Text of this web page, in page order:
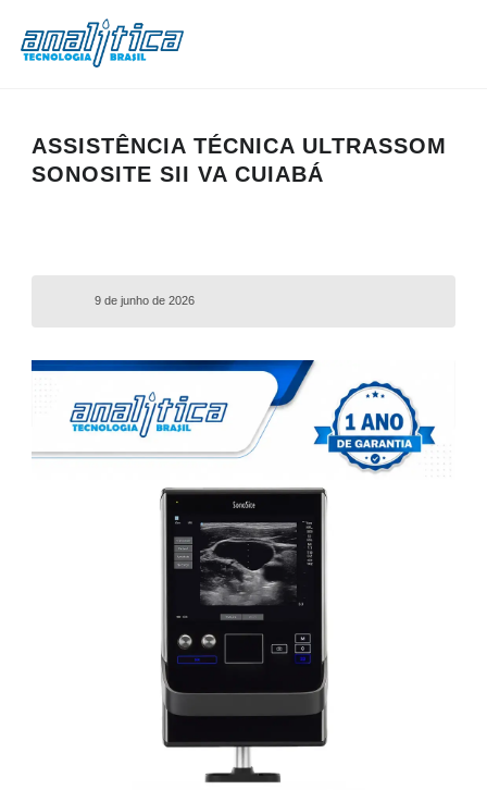
ASSISTÊNCIA TÉCNICA ULTRASSOM
SONOSITE SII VA CUIABÁ
9 de junho de 2026